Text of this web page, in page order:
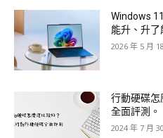
Windows
能升、升
2026 年 5 月
行動硬碟
全面評測。
2024 年 7 月